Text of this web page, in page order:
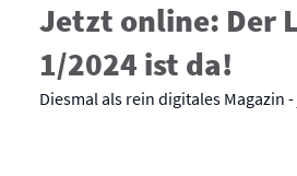
Jetzt online: Der
1/2024 ist da!
Diesmal als rein digitales Magazin